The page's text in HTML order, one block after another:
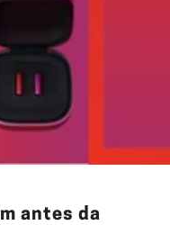
antes da